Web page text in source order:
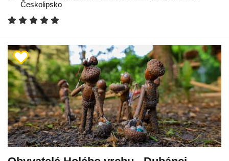
Českolipsko